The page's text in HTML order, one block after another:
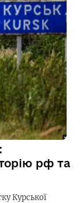
рф та
Курської